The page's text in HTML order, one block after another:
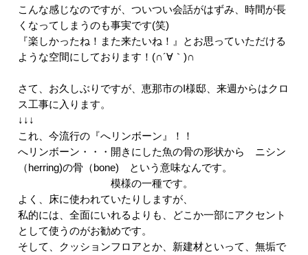
こんな感じなのですが、ついつい会話がはずみ、時間が長
くなってしまうのも事実です(笑)
『楽しかったね！また来たいね！』とお思っていただける
ような空間にしております！(∩´∀｀)∩
さて、お久しぶりですが、恵那市のI様邸、来週からはクロ
ス工事に入ります。
↓↓↓
これ、今流行の『へリンボーン』！！
へリンボーン・・・開きにした魚の骨の形状から ニシン
（herring)の骨（bone) という意味なんです。
模様の一種です。
よく、床に使われていたりしますが、
私的には、全面にいれるよりも、どこか一部にアクセント
として使うのがお勧めです。
そして、クッションフロアとか、新建材といって、無垢で